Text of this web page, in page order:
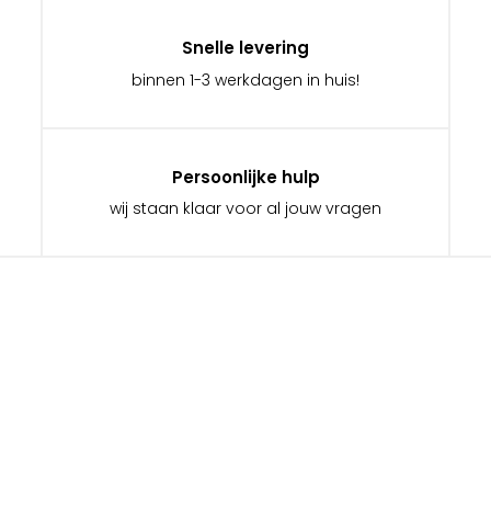
Snelle levering
binnen 1-3 werkdagen in huis!
Persoonlijke hulp
wij staan klaar voor al jouw vragen